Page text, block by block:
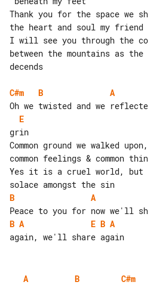
Thank you for the space we
the heart and soul my friend
I will see you through the
between the mountains as the
decends
C#m B
A
E
grin
Common ground we walked
common feelings & common
Yes it is a cruel world, but
B
A
B A E B A
A B C#m